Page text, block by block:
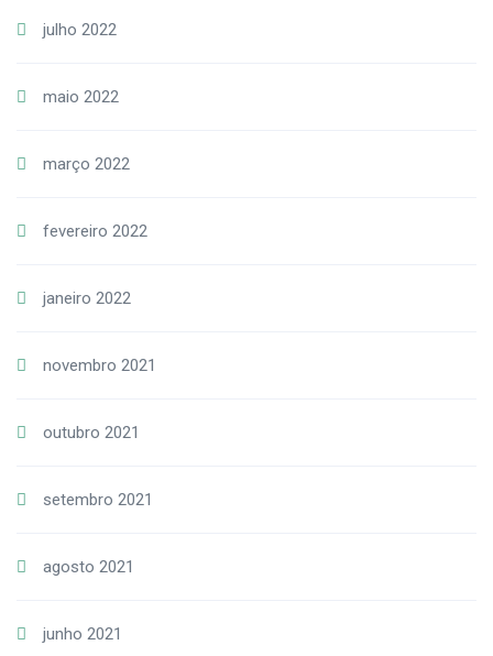
julho 2022
maio 2022
março 2022
fevereiro 2022
janeiro 2022
novembro 2021
outubro 2021
setembro 2021
agosto 2021
junho 2021